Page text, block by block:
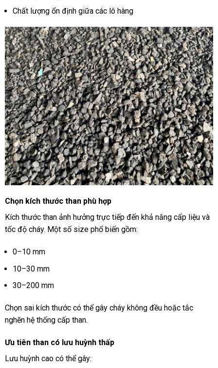
Chất lượng ổn định giữa các lô hàng
Chọn kích thước than phù hợp
Kích thước than ảnh hưởng trực tiếp đến khả năng cấp liệu và
tốc độ cháy. Một số size phổ biến gồm:
0–10 mm
10–30 mm
30–200 mm
Chọn sai kích thước có thể gây cháy không đều hoặc tắc
nghẽn hệ thống cấp than.
Ưu tiên than có lưu huỳnh thấp
Lưu huỳnh cao có thể gây: